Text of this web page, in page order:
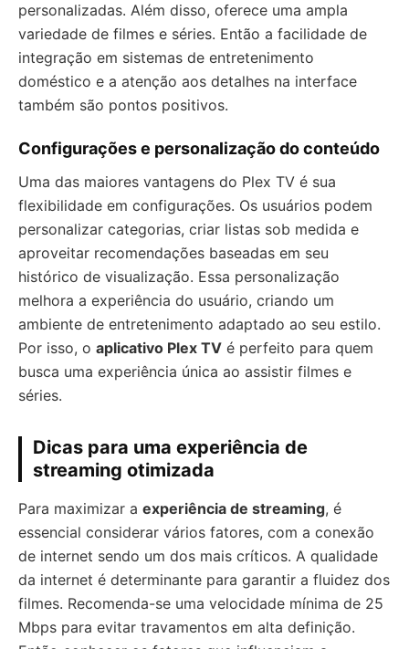
personalizadas. Além disso, oferece uma ampla
variedade de filmes e séries. Então a facilidade de
integração em sistemas de entretenimento
doméstico e a atenção aos detalhes na interface
também são pontos positivos.
Configurações e personalização do conteúdo
Uma das maiores vantagens do Plex TV é sua
flexibilidade em configurações. Os usuários podem
personalizar categorias, criar listas sob medida e
aproveitar recomendações baseadas em seu
histórico de visualização. Essa personalização
melhora a experiência do usuário, criando um
ambiente de entretenimento adaptado ao seu estilo.
Por isso, o aplicativo Plex TV é perfeito para quem
busca uma experiência única ao assistir filmes e
séries.
Dicas para uma experiência de
streaming otimizada
Para maximizar a experiência de streaming, é
essencial considerar vários fatores, com a conexão
de internet sendo um dos mais críticos. A qualidade
da internet é determinante para garantir a fluidez dos
filmes. Recomenda-se uma velocidade mínima de 25
Mbps para evitar travamentos em alta definição.